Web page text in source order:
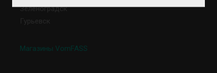
Зеленоградск
Гурьевск
Магазины VomFASS